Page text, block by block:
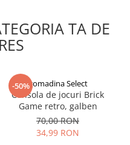
TA DE
-50%gomadina Select
Consola de jocuri Brick
Game retro, galben
70,00 RON
34,99 RON